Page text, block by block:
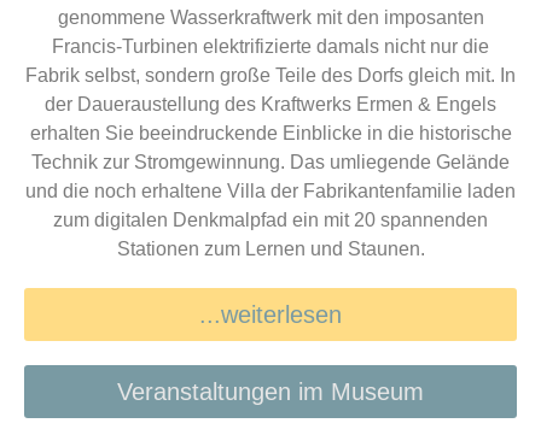
genommene Wasserkraftwerk mit den imposanten
Francis-Turbinen elektrifizierte damals nicht nur die
Fabrik selbst, sondern große Teile des Dorfs gleich mit. In
der Daueraustellung des Kraftwerks Ermen & Engels
erhalten Sie beeindruckende Einblicke in die historische
Technik zur Stromgewinnung. Das umliegende Gelände
und die noch erhaltene Villa der Fabrikantenfamilie laden
zum digitalen Denkmalpfad ein mit 20 spannenden
Stationen zum Lernen und Staunen.
...weiterlesen
Veranstaltungen im Museum